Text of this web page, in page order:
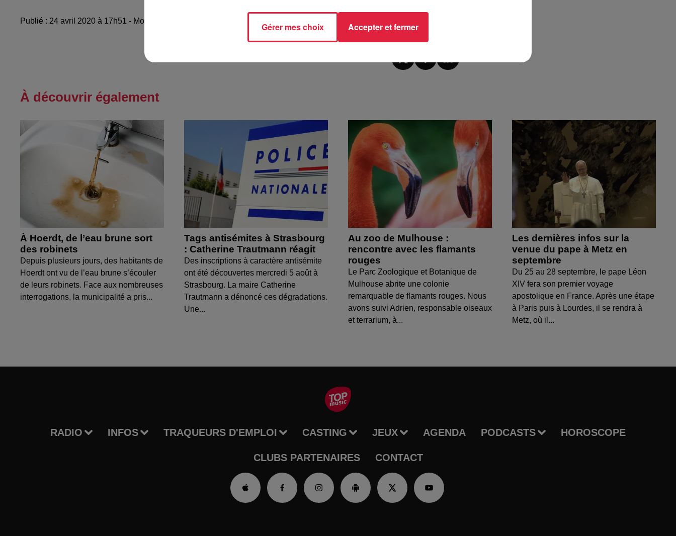
Publié : 24 avril 2020 à 17h51 - Modifié : 10 mai 2021 à 10h59 Anne-Sophie Martin
À découvrir également
À Hoerdt, de l’eau brune sort
des robinets
Depuis plusieurs jours, des habitants de
Hoerdt ont vu de l’eau brune s’écouler
de leurs robinets. Face aux nombreuses
interrogations, la municipalité a pris...
Tags antisémites à Strasbourg
: Catherine Trautmann réagit
Des inscriptions à caractère antisémite
ont été découvertes mercredi 5 août à
Strasbourg. La maire Catherine
Trautmann a dénoncé ces dégradations.
Une...
Au zoo de Mulhouse :
rencontre avec les flamants
rouges
Le Parc Zoologique et Botanique de
Mulhouse abrite une colonie
remarquable de flamants rouges. Nous
avons suivi Adrien, responsable oiseaux
et terrarium, à...
Les dernières infos sur la
venue du pape à Metz en
septembre
Du 25 au 28 septembre, le pape Léon
XIV fera son premier voyage
apostolique en France. Après une étape
à Paris puis à Lourdes, il se rendra à
Metz, où il...
RADIO INFOS TRAQUEURS D'EMPLOI CASTING JEUX AGENDA PODCASTS HOROSCOPE
CLUBS PARTENAIRES CONTACT
Gérer mes choix Accepter et fermer